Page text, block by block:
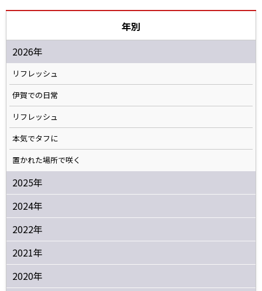
年別
2026年
リフレッシュ
伊賀での日常
リフレッシュ
本気でタフに
置かれた場所で咲く
2025年
2024年
2022年
2021年
2020年